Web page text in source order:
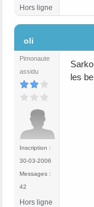
Hors ligne
oli
Pimonaute
assidu
Inscription :
30-03-2006
Messages :
42
les
Hors ligne